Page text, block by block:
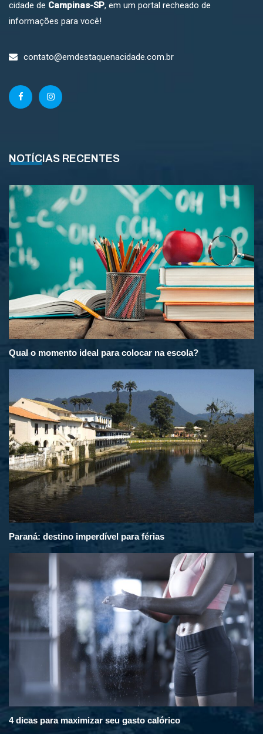
cidade de Campinas-SP, em um portal recheado de
informações para você!
contato@emdestaquenacidade.com.br
NOTÍCIAS RECENTES
Qual o momento ideal para colocar na escola?
Paraná: destino imperdível para férias
4 dicas para maximizar seu gasto calórico